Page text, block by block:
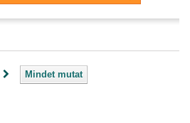
Mindet mutat